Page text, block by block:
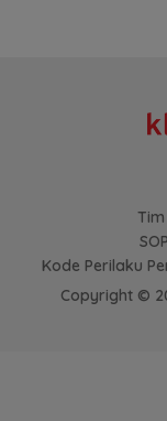
Kode Perilaku
Copyright ©